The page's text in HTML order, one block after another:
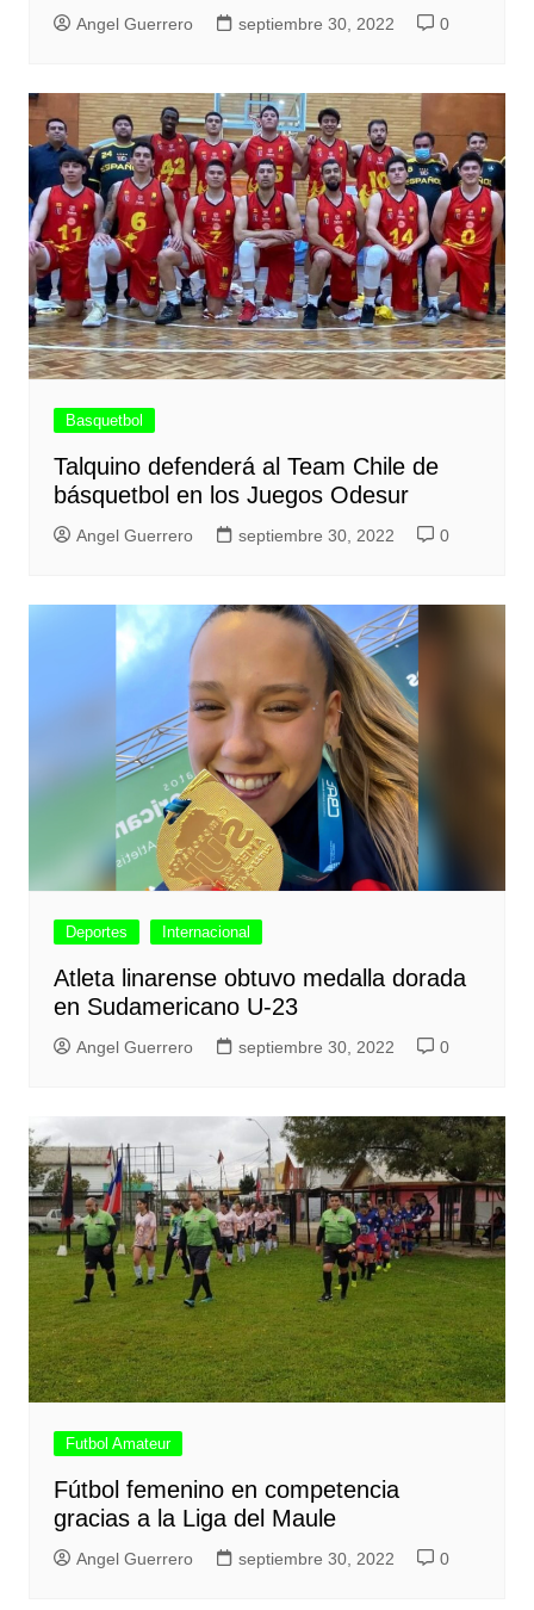
Angel Guerrero septiembre 30, 2022 0
Basquetbol
Talquino defenderá al Team Chile de
básquetbol en los Juegos Odesur
Angel Guerrero septiembre 30, 2022 0
Deportes Internacional
Atleta linarense obtuvo medalla dorada
en Sudamericano U-23
Angel Guerrero septiembre 30, 2022 0
Futbol Amateur
Fútbol femenino en competencia
gracias a la Liga del Maule
Angel Guerrero septiembre 30, 2022 0